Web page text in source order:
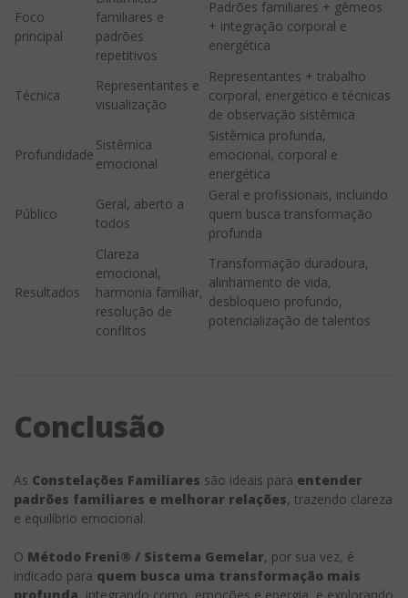
Foco
principal
familiares e
padrões
repetitivos
Padrões familiares + gêmeos
+ integração corporal e
energética
Técnica
Representantes e
visualização
Representantes + trabalho
corporal, energético e técnicas
de observação sistêmica
Profundidade
Sistêmica
emocional
Sistêmica profunda,
emocional, corporal e
energética
Público
Geral, aberto a
todos
Geral e profissionais, incluindo
quem busca transformação
profunda
Resultados
Clareza
emocional,
harmonia familiar,
resolução de
conflitos
Transformação duradoura,
alinhamento de vida,
desbloqueio profundo,
potencialização de talentos
Conclusão
As Constelações Familiares são ideais para entender
padrões familiares e melhorar relações, trazendo clareza
e equilíbrio emocional.
O Método Freni® / Sistema Gemelar, por sua vez, é
indicado para quem busca uma transformação mais